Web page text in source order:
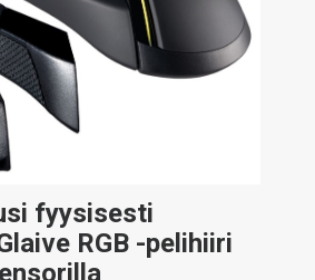
fyysisesti
RGB -pelihiiri